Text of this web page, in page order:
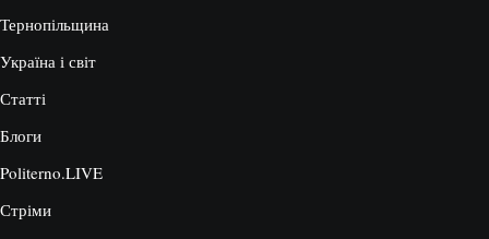
Тернопільщина
Україна і світ
Статті
Блоги
Politerno.LIVE
Стріми